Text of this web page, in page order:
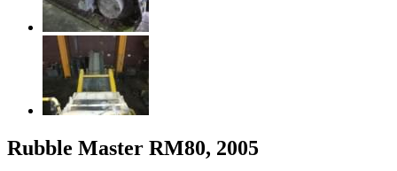
Rubble Master RM80, 2005